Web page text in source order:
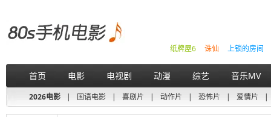
上锁的房间
诛仙
纸牌屋6
首页 电影 电视剧 动漫 综艺 音乐MV
2026电影 | 国语电影 | 喜剧片 | 动作片 | 恐怖片 | 爱情片 |